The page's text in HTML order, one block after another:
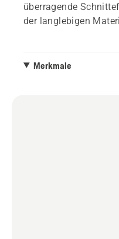
überragende
der langlebigen
anhaltende Schärfe
Merkmale